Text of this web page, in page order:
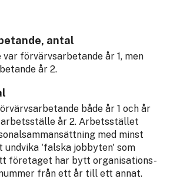
antal
förvärvsarbetande år 1, men
år 2.
både år 1 och år
år 2. Arbetsstället
med minst
'falska jobbyten' som
företaget har bytt organisations-
från ett år till ett annat.